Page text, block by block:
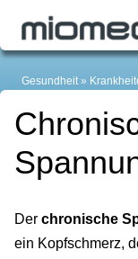
Gesundheit
Der chronische
ein Kopfschmerz,